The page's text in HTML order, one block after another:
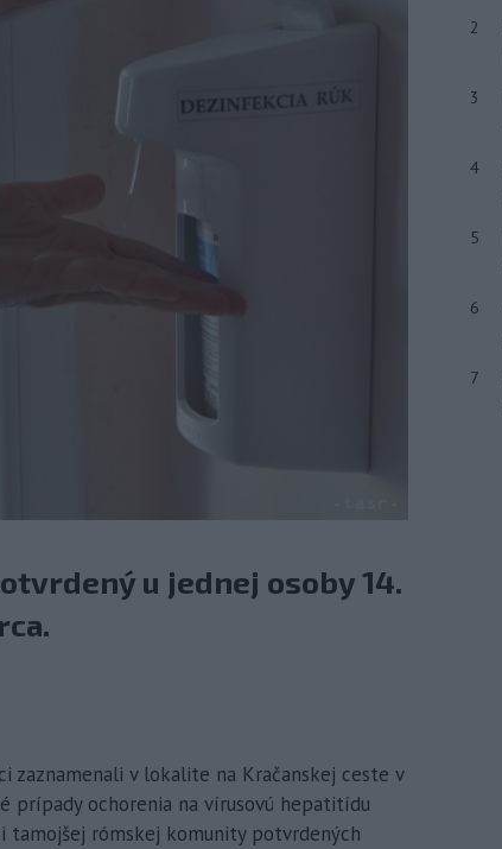
u jednej osoby 14.
zaznamenali v lokalite na Kračanskej ceste v
prípady ochorenia na vírusovú hepatitídu
tamojšej rómskej komunity potvrdených
2
3
4
5
6
7